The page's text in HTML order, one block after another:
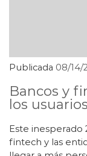
Publicada 08/14/
Bancos y
los
Este inesperado
fintech y las